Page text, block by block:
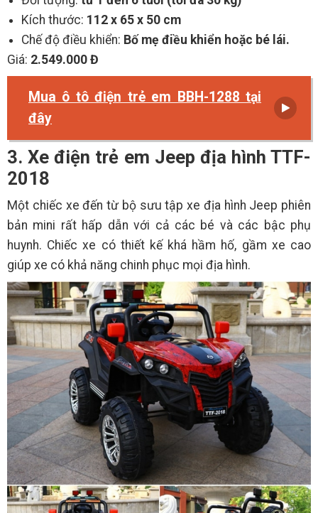
Kích thước: 112 x 65 x 50 cm
Chế độ điều khiển: Bố mẹ điều khiển hoặc bé lái.
Giá: 2.549.000 Đ
Mua ô tô điện trẻ em BBH-1288 tại
đây
3. Xe điện trẻ em Jeep địa hình TTF-
2018
Một chiếc xe đến từ bộ sưu tập xe địa hình Jeep phiên
bản mini rất hấp dẫn với cả các bé và các bậc phụ
huynh. Chiếc xe có thiết kế khá hầm hố, gầm xe cao
giúp xe có khả năng chinh phục mọi địa hình.